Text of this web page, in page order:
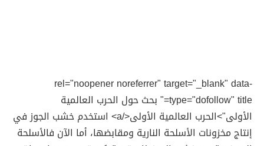
rel="noopener noreferrer" target="_blank" data-
type="dofollow" title=" بحث حول الحرب العالمية
الأولى">الحرب العالمية الأولى</a> استخدم خشب الجوز في
إنتاج مخزونات الأسلحة النارية ومقابضها، أما الآن فالأسلحة